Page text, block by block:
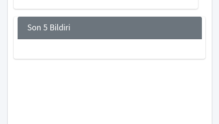
Son 5 Bildiri